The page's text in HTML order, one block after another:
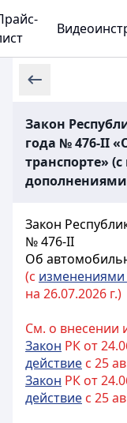
Закон
года № 476-II
транспорте»
дополнениями
Закон
№ 476-II
Об
(с
на 26.07.2026 г.)
См. о внесении
Закон РК от
действие с 25
Закон РК от
действие с 25